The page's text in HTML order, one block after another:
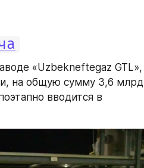
«Uzbekneftegaz GTL»,
на общую сумму 3,6 млрд
вводится в